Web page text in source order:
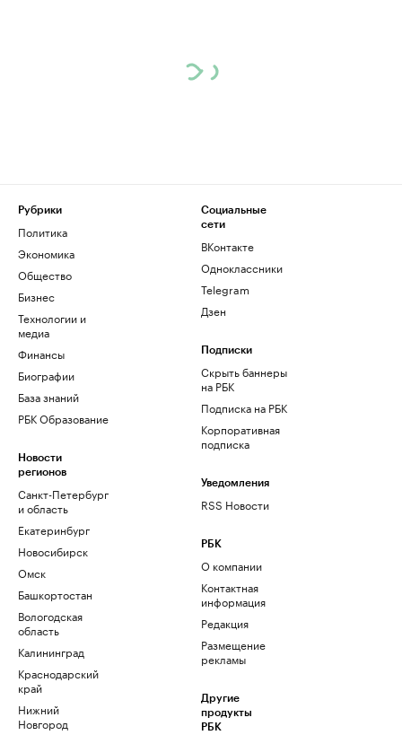
Рубрики
Политика
Экономика
Общество
Бизнес
Технологии и
медиа
Финансы
Биографии
База знаний
РБК Образование
Новости
регионов
Санкт-Петербург
и область
Екатеринбург
Новосибирск
Омск
Башкортостан
Вологодская
область
Калининград
Краснодарский
край
Нижний
Новгород
Социальные
сети
ВКонтакте
Одноклассники
Telegram
Дзен
Подписки
Скрыть баннеры
на РБК
Подписка на РБК
Корпоративная
подписка
Уведомления
RSS Новости
РБК
О компании
Контактная
информация
Редакция
Размещение
рекламы
Другие
продукты
РБК